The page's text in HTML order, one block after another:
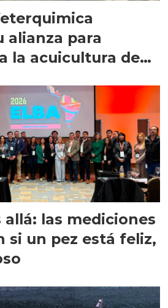
alianza para
la acuicultura de
allá: las mediciones
si un pez está feliz,